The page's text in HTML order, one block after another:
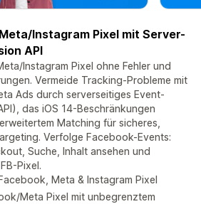
Instagram Pixel mit Server-
API
Instagram Pixel ohne Fehler und
Vermeide Tracking-Probleme mit
Ads durch serverseitiges Event-
das iOS 14-Beschränkungen
Matching für sicheres,
Verfolge Facebook-Events:
Suche, Inhalt ansehen und
Pixel.
Meta & Instagram Pixel
Meta Pixel mit unbegrenztem